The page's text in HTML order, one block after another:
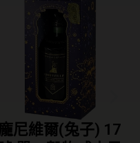
龐尼維爾 烏龍茶酒